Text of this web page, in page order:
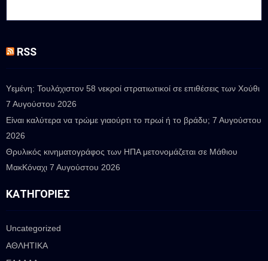
RSS
Υεμένη: Τουλάχιστον 58 νεκροί στρατιωτικοί σε επιθέσεις των Χούθι
7 Αυγούστου 2026
Είναι καλύτερα να τρώμε γιαούρτι το πρωί ή το βράδυ; 7 Αυγούστου
2026
Θρυλικός κινηματογράφος των ΗΠΑ μετονομάζεται σε Μάθιου
ΜακΚόναχι 7 Αυγούστου 2026
ΚΑΤΗΓΟΡΊΕΣ
Uncategorized
ΑΘΛΗΤΙΚΑ